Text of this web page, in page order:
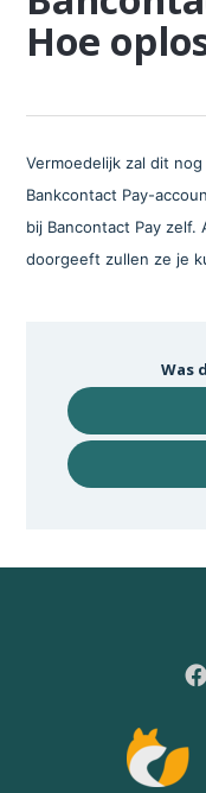
Hoe
Vermoedelijk zal dit
Bankcontact Pay-
bij Bancontact Pay zelf.
doorgeeft zullen ze je
Was